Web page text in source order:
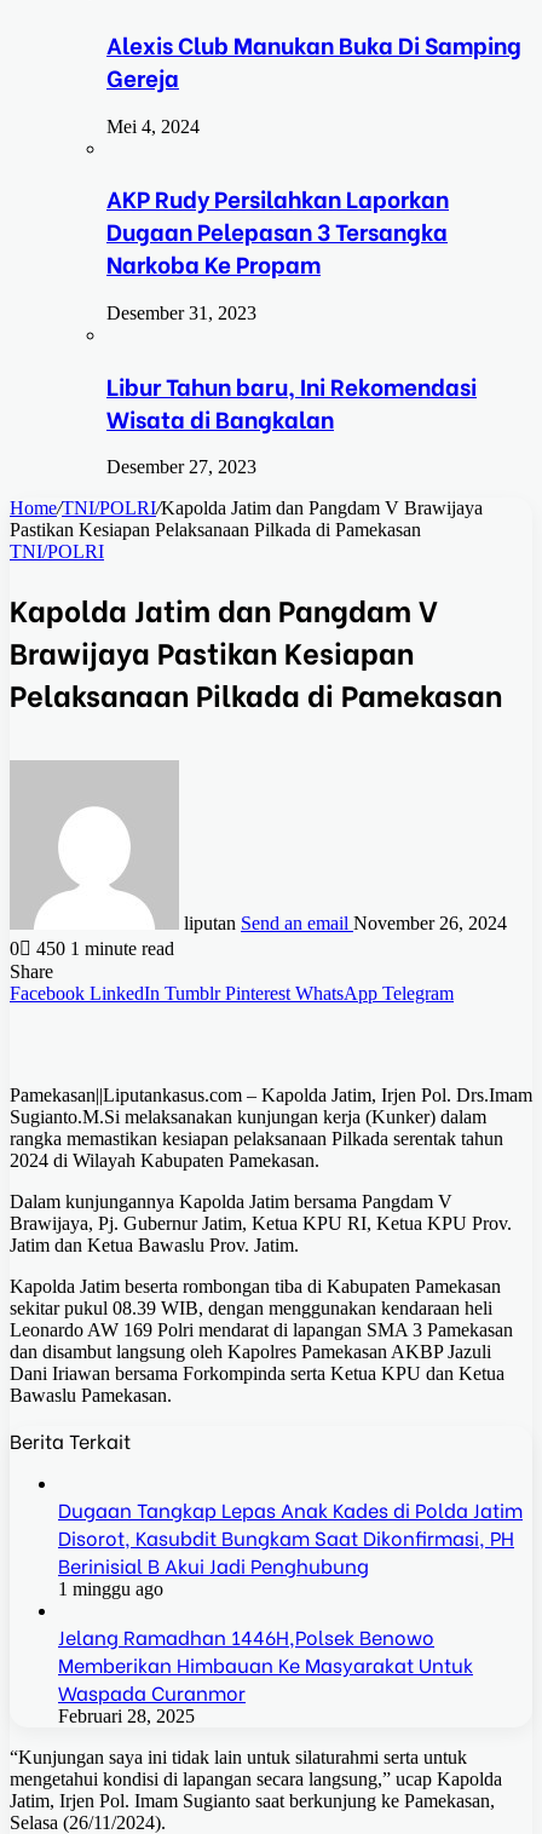
Alexis Club Manukan Buka Di Samping
Gereja
Mei 4, 2024
AKP Rudy Persilahkan Laporkan
Dugaan Pelepasan 3 Tersangka
Narkoba Ke Propam
Desember 31, 2023
Libur Tahun baru, Ini Rekomendasi
Wisata di Bangkalan
Desember 27, 2023
Home/TNI/POLRI/Kapolda Jatim dan Pangdam V Brawijaya
Pastikan Kesiapan Pelaksanaan Pilkada di Pamekasan
TNI/POLRI
Kapolda Jatim dan Pangdam V
Brawijaya Pastikan Kesiapan
Pelaksanaan Pilkada di Pamekasan
liputan Send an email November 26, 2024
0
450 1 minute read
Share
Facebook LinkedIn Tumblr Pinterest WhatsApp Telegram
Pamekasan||Liputankasus.com – Kapolda Jatim, Irjen Pol. Drs.Imam
Sugianto.M.Si melaksanakan kunjungan kerja (Kunker) dalam
rangka memastikan kesiapan pelaksanaan Pilkada serentak tahun
2024 di Wilayah Kabupaten Pamekasan.
Dalam kunjungannya Kapolda Jatim bersama Pangdam V
Brawijaya, Pj. Gubernur Jatim, Ketua KPU RI, Ketua KPU Prov.
Jatim dan Ketua Bawaslu Prov. Jatim.
Kapolda Jatim beserta rombongan tiba di Kabupaten Pamekasan
sekitar pukul 08.39 WIB, dengan menggunakan kendaraan heli
Leonardo AW 169 Polri mendarat di lapangan SMA 3 Pamekasan
dan disambut langsung oleh Kapolres Pamekasan AKBP Jazuli
Dani Iriawan bersama Forkompinda serta Ketua KPU dan Ketua
Bawaslu Pamekasan.
Berita Terkait
Dugaan Tangkap Lepas Anak Kades di Polda Jatim
Disorot, Kasubdit Bungkam Saat Dikonfirmasi, PH
Berinisial B Akui Jadi Penghubung
1 minggu ago
Jelang Ramadhan 1446H,Polsek Benowo
Memberikan Himbauan Ke Masyarakat Untuk
Waspada Curanmor
Februari 28, 2025
“Kunjungan saya ini tidak lain untuk silaturahmi serta untuk
mengetahui kondisi di lapangan secara langsung,” ucap Kapolda
Jatim, Irjen Pol. Imam Sugianto saat berkunjung ke Pamekasan,
Selasa (26/11/2024).